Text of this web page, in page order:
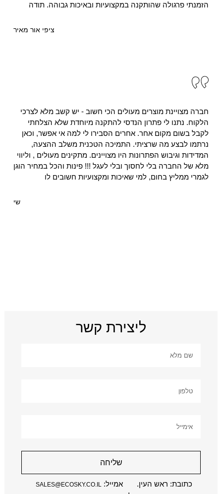
הזמנתי פרגולה שהותקנה במקצועיות ובאיכות גבוהה. תודה
ציפי אור מאיר
חברה מצויינת מוצרים מעולים הכי חשוב - יש קשב מלא לצרכי
הלקוח. נתנו לי פתרון הנדסי להתקנה מיוחדת שלא הצלחתי
לקבל בשום מקום אחר. אחרים הסבירו לי למה אי אפשר, וכאן
נרתמו לבצע מה שרציתי. התמיכה הטכנית משלב ההצעה,
המדידות וגיבוש הפתרונות היו מצויינים. מתקינים מעולים , וליווי
מלא של החברה בלי לחסוך ובלי לעגל !!! פינות והכל במחיר הוגן
לגמרי ממליץ בחום, למי שאיכות ומקצועיות חשובים לו
שי
ליצירת קשר
שליחה
כתובת: ראש העין. אמייל: SALES@ECOSKY.CO.IL